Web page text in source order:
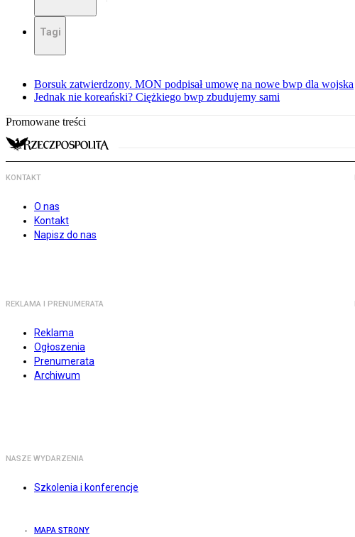
Tagi
Borsuk zatwierdzony. MON podpisał umowę na nowe bwp dla wojska
Jednak nie koreański? Ciężkiego bwp zbudujemy sami
Promowane treści
KONTAKT
O nas
Kontakt
Napisz do nas
REKLAMA I PRENUMERATA
Reklama
Ogłoszenia
Prenumerata
Archiwum
NASZE WYDARZENIA
Szkolenia i konferencje
MAPA STRONY